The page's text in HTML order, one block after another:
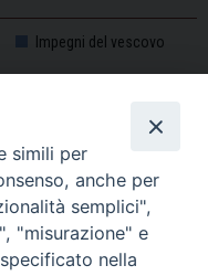
4 5 6
Impegni del vescovo
2025-2026
simili per
anche per
semplici",
"misurazione" e
nella